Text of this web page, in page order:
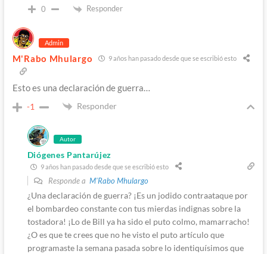
0 Responder
Admin
M'Rabo Mhulargo 9 años han pasado desde que se escribió esto
Esto es una declaración de guerra…
-1 Responder
Autor
Diógenes Pantarújez
9 años han pasado desde que se escribió esto
Responde a M'Rabo Mhulargo
¿Una declaración de guerra? ¡Es un jodido contraataque por
el bombardeo constante con tus mierdas indignas sobre la
tostadora! ¡Lo de Bill ya ha sido el puto colmo, mamarracho!
¿O es que te crees que no he visto el puto artículo que
programaste la semana pasada sobre lo identiquísimos que